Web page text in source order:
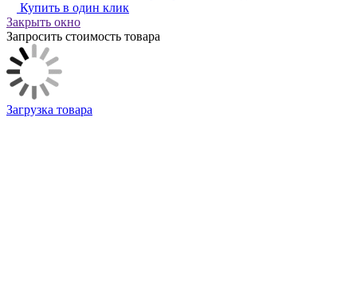
Купить в один клик
Закрыть окно
Запросить стоимость товара
Загрузка товара